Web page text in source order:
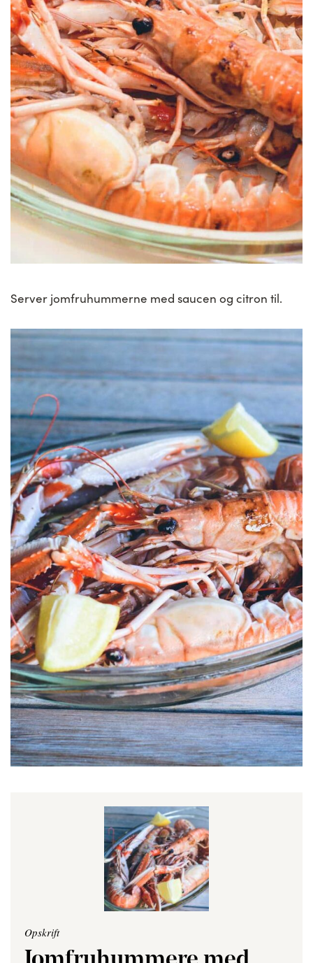
Server jomfruhummerne med saucen og citron til.
Opskrift